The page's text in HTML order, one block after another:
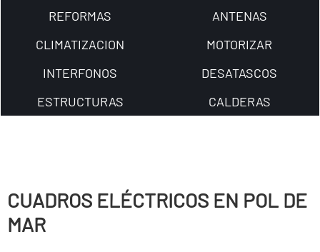
REFORMAS
ANTENAS
CLIMATIZACION
MOTORIZAR
INTERFONOS
DESATASCOS
ESTRUCTURAS
CALDERAS
CUADROS ELÉCTRICOS EN POL DE
MAR